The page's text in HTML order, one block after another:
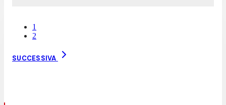
1
2
SUCCESSIVA